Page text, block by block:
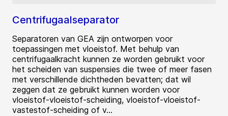
Centrifugaalseparator
Separatoren van GEA zijn ontworpen voor
toepassingen met vloeistof. Met behulp van
centrifugaalkracht kunnen ze worden gebruikt voor
het scheiden van suspensies die twee of meer fasen
met verschillende dichtheden bevatten; dat wil
zeggen dat ze gebruikt kunnen worden voor
vloeistof-vloeistof-scheiding, vloeistof-vloeistof-
vastestof-scheiding of v...